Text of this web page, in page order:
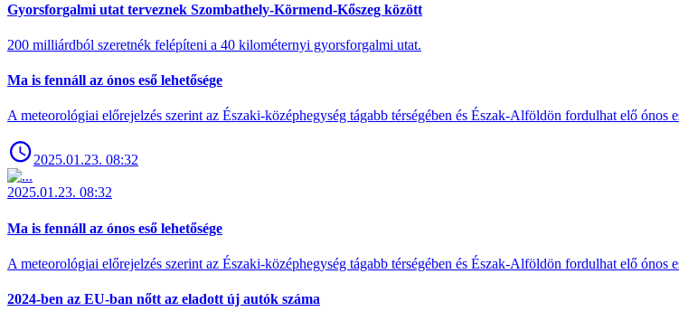
Gyorsforgalmi utat terveznek Szombathely-Körmend-Kőszeg között
200 milliárdból szeretnék felépíteni a 40 kilométernyi gyorsforgalmi utat.
Ma is fennáll az ónos eső lehetősége
A meteorológiai előrejelzés szerint az Északi-középhegység tágabb térségében és Észak-Alföldön fordulhat elő
2025.01.23. 08:32
2025.01.23. 08:32
Ma is fennáll az ónos eső lehetősége
A meteorológiai előrejelzés szerint az Északi-középhegység tágabb térségében és Észak-Alföldön fordulhat elő
2024-ben az EU-ban nőtt az eladott új autók száma